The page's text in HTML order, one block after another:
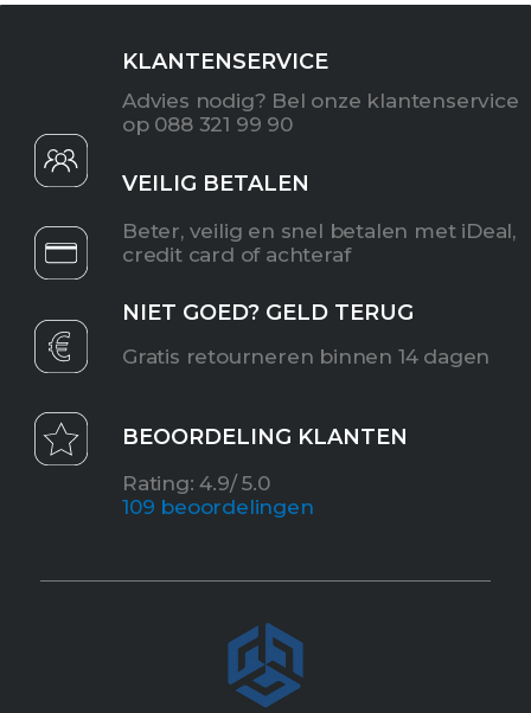
KLANTENSERVICE
Advies nodig? Bel onze klantenservice
op 088 321 99 90
VEILIG BETALEN
Beter, veilig en snel betalen met iDeal,
credit card of achteraf
NIET GOED? GELD TERUG
Gratis retourneren binnen 14 dagen
BEOORDELING KLANTEN
Rating: 4.9/ 5.0
109 beoordelingen